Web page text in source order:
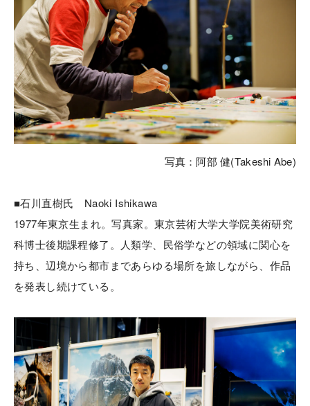
写真：阿部 健(Takeshi Abe)
■石川直樹氏 Naoki Ishikawa
1977年東京生まれ。写真家。東京芸術大学大学院美術研究
科博士後期課程修了。人類学、民俗学などの領域に関心を
持ち、辺境から都市まであらゆる場所を旅しながら、作品
を発表し続けている。